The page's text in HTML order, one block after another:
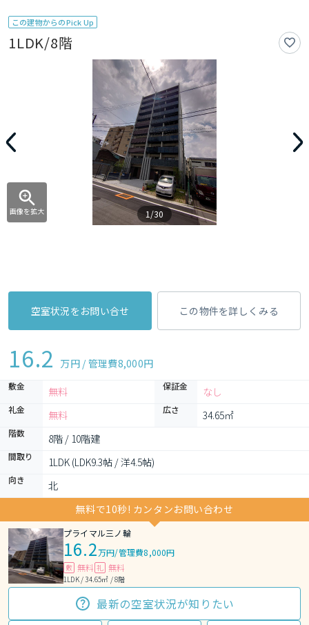
この建物からのPick Up
1LDK/8階
画像を拡大 1/30
空室状況をお問い合せ この物件を詳しくみる
16.2 万円 / 管理費8,000円
敷金 無料 保証金 なし
礼金 無料 広さ 34.65㎡
階数 8階 / 10階建
間取り 1LDK (LDK9.3帖 / 洋4.5帖)
向き
北
無料で10秒! カンタンお問い合わせ
プライマル三ノ輪
16.2万円/管理費8,000円
敷 無料 礼 無料
1LDK / 34.65㎡ / 8階
最新の空室状況が知りたい